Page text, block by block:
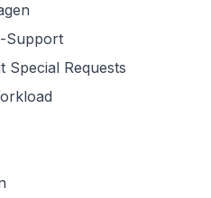
Support
Special Requests